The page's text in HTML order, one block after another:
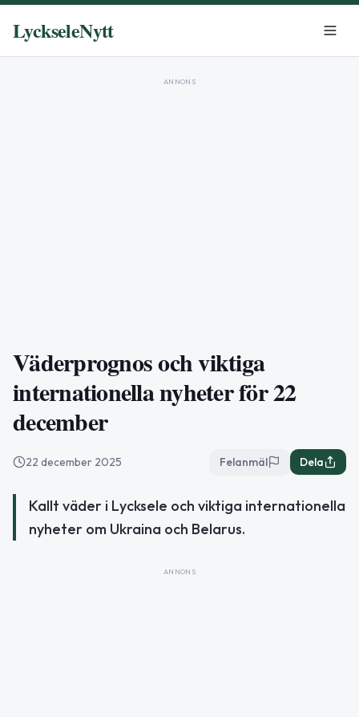
LyckseleNytt
ANNONS
Väderprognos och viktiga
internationella nyheter för 22
december
22 december 2025 Felanmäl Dela
Kallt väder i Lycksele och viktiga internationella
nyheter om Ukraina och Belarus.
ANNONS